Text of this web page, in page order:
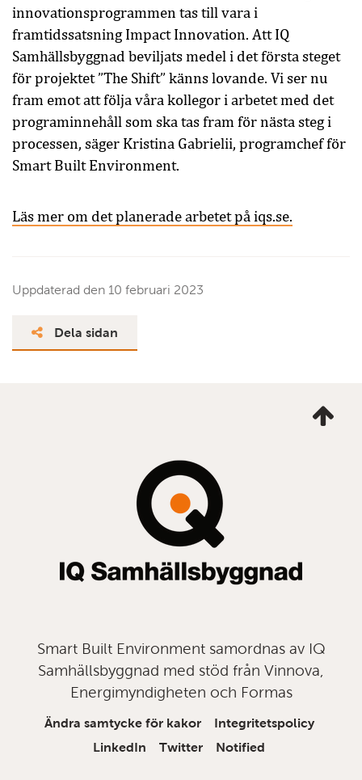
innovationsprogrammen tas till vara i
framtidssatsning Impact Innovation. Att IQ
Samhällsbyggnad beviljats medel i det första steget
för projektet ”The Shift” känns lovande. Vi ser nu
fram emot att följa våra kollegor i arbetet med det
programinnehåll som ska tas fram för nästa steg i
processen, säger Kristina Gabrielii, programchef för
Smart Built Environment.
Läs mer om det planerade arbetet på iqs.se.
Uppdaterad den 10 februari 2023
Dela sidan
mig
Smart Built Environment samordnas av IQ
Samhällsbyggnad med stöd från Vinnova,
Energimyndigheten och Formas
Ändra samtycke för kakor
Integritetspolicy
LinkedIn
Twitter Notified